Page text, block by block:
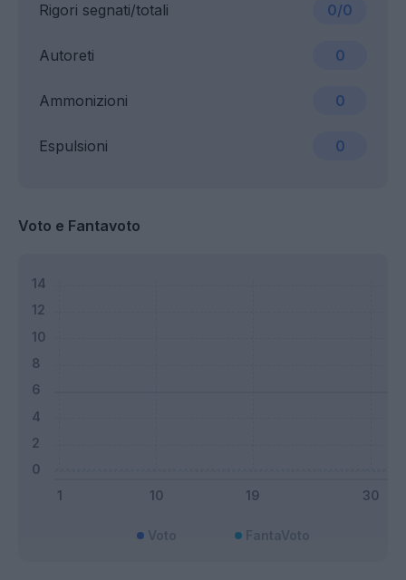
Ammonizioni 0
Rigori segnati/totali 0/0
Espulsioni 0
Autoreti 0
Voto e Fantavoto
Voto FantaVoto